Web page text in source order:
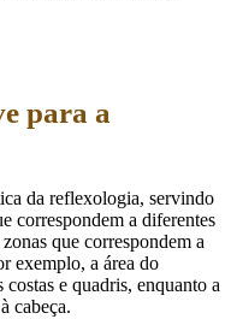
para a
da reflexologia, servindo
correspondem a diferentes
que correspondem a
exemplo, a área do
e quadris, enquanto a
cabeça.